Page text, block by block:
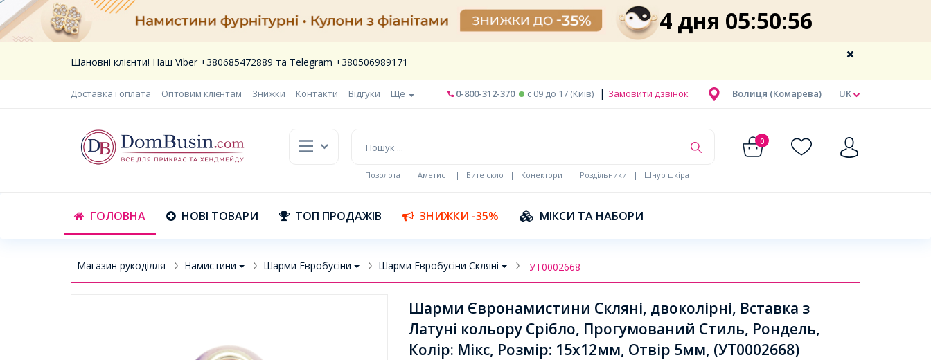
4 дня 05:50:55
Шановні клієнти! Наш Viber +380685472889 та Telegram +380506989171
Доставка і оплата Оптовим клієнтам Знижки Контакти Відгуки Ще UK
Волиця (Комарева)
0-800-312-370 c 09 до 17 (Київ) | Замовити дзвінок
0
Позолота | Аметист | Бите скло | Конектори | Роздільники | Шнур шкіра
ГОЛОВНА НОВІ ТОВАРИ ТОП ПРОДАЖІВ ЗНИЖКИ -35% МІКСИ ТА НАБОРИ
Магазин рукоділля Намистини Шарми Евробусіни Шарми Евробусіни Скляні УТ0002668
Шарми Євронамистини Скляні, двоколірні, Вставка з
Латуні кольору Срібло, Прогумований Стиль, Рондель,
Колір: Мікс, Розмір: 15х12мм, Отвір 5мм, (УТ0002668)